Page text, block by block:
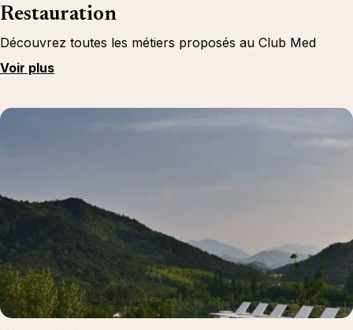
Restauration
Découvrez toutes les métiers proposés au Club Med
Voir plus